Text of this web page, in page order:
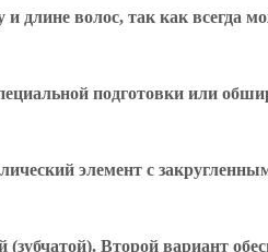
длине волос, так как
подготовки или
элемент с
Второй вариант